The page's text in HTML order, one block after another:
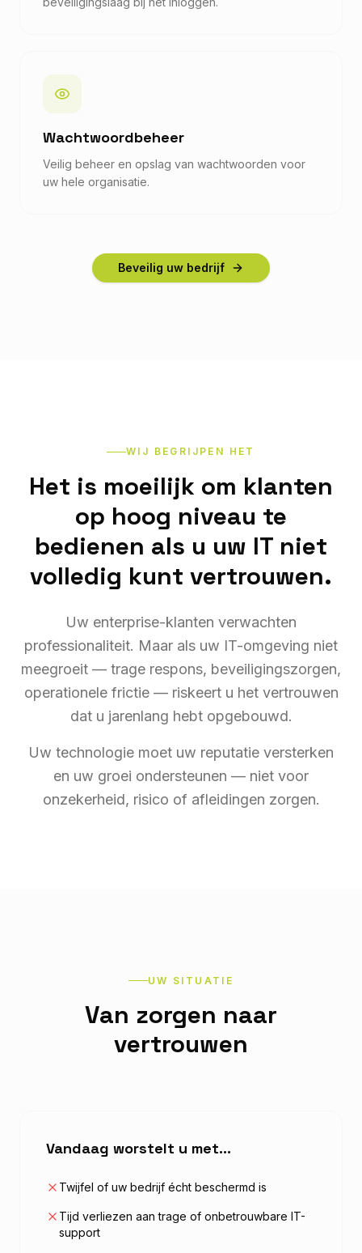
Wachtwoordbeheer
Veilig beheer en opslag van wachtwoorden voor
uw hele organisatie.
Beveilig uw bedrijf
WIJ BEGRIJPEN HET
Het is moeilijk om klanten
op hoog niveau te
bedienen als u uw IT niet
volledig kunt vertrouwen.
Uw enterprise-klanten verwachten
professionaliteit. Maar als uw IT-omgeving niet
meegroeit — trage respons, beveiligingszorgen,
operationele frictie — riskeert u het vertrouwen
dat u jarenlang hebt opgebouwd.
Uw technologie moet uw reputatie versterken
en uw groei ondersteunen — niet voor
onzekerheid, risico of afleidingen zorgen.
UW SITUATIE
Van zorgen naar
vertrouwen
Vandaag worstelt u met…
Twijfel of uw bedrijf écht beschermd is
Tijd verliezen aan trage of onbetrouwbare IT-
support